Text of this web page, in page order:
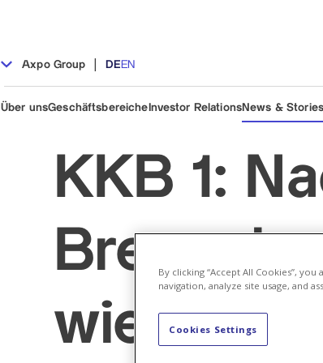
Axpo Group | DE EN
Über unsGeschäftsbereiche Investor RelationsNews & Stories
KKB 1:
wieder
By clicking “Accept All Cookies”,
navigation, analyze site usage, and
Cookies Settings